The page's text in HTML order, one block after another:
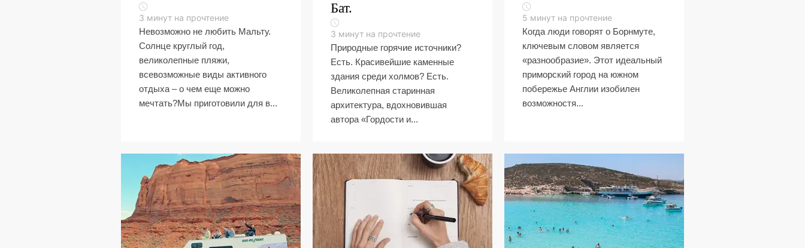
3 минут на прочтение
Невозможно не любить Мальту.
Солнце круглый год,
великолепные пляжи,
всевозможные виды активного
отдыха – о чем еще можно
мечтать?Мы приготовили для в...
Бат.
3 минут на прочтение
Природные горячие источники?
Есть. Красивейшие каменные
здания среди холмов? Есть.
Великолепная старинная
архитектура, вдохновившая
автора «Гордости и...
5 минут на прочтение
Когда люди говорят о Борнмуте,
ключевым словом является
«разнообразие». Этот идеальный
приморский город на южном
побережье Англии изобилен
возможностя...